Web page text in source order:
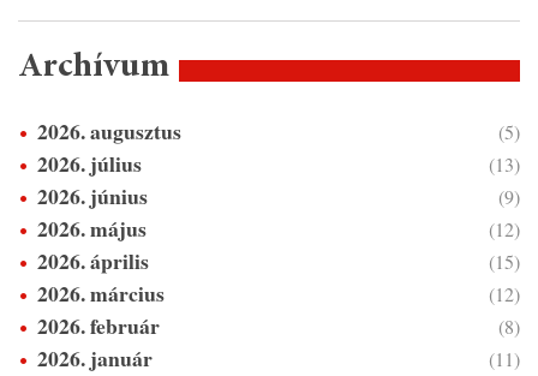
Archívum
2026. augusztus (5)
2026. július (13)
2026. június (9)
2026. május (12)
2026. április (15)
2026. március (12)
2026. február (8)
2026. január (11)